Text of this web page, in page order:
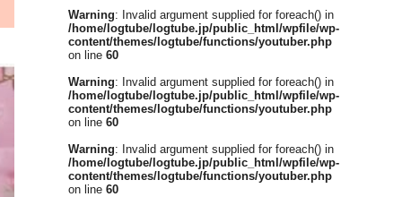
Warning: Invalid argument supplied for foreach() in
/home/logtube/logtube.jp/public_html/wpfile/wp-
content/themes/logtube/functions/youtuber.php
on line 60
Warning: Invalid argument supplied for foreach() in
/home/logtube/logtube.jp/public_html/wpfile/wp-
content/themes/logtube/functions/youtuber.php
on line 60
Warning: Invalid argument supplied for foreach() in
/home/logtube/logtube.jp/public_html/wpfile/wp-
content/themes/logtube/functions/youtuber.php
on line 60